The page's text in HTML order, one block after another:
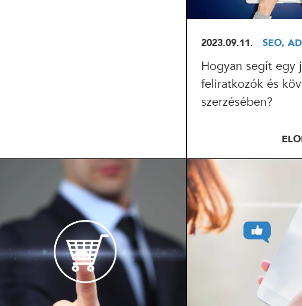
24 ÓRÁN BELÜL FELVESSZÜK VELED A KAPCSOLATOT!*
*munkanapokon
2023.09.11. SEO,
Hogyan segít egy
feliratkozók és
szerzésében?
ELOLVASOM ELOLVASOM